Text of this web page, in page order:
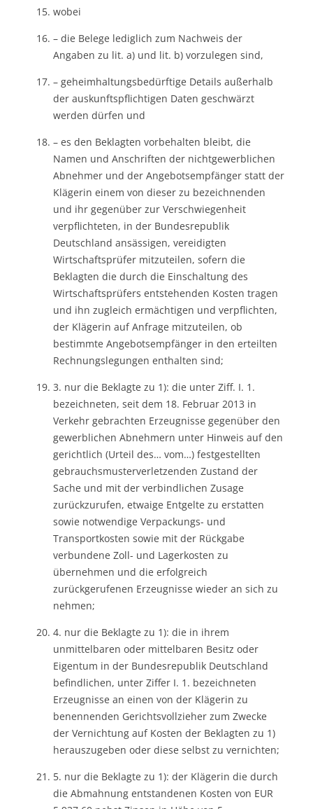
wobei
– die Belege lediglich zum Nachweis der
Angaben zu lit. a) und lit. b) vorzulegen sind,
– geheimhaltungsbedürftige Details außerhalb
der auskunftspflichtigen Daten geschwärzt
werden dürfen und
– es den Beklagten vorbehalten bleibt, die
Namen und Anschriften der nichtgewerblichen
Abnehmer und der Angebotsempfänger statt der
Klägerin einem von dieser zu bezeichnenden
und ihr gegenüber zur Verschwiegenheit
verpflichteten, in der Bundesrepublik
Deutschland ansässigen, vereidigten
Wirtschaftsprüfer mitzuteilen, sofern die
Beklagten die durch die Einschaltung des
Wirtschaftsprüfers entstehenden Kosten tragen
und ihn zugleich ermächtigen und verpflichten,
der Klägerin auf Anfrage mitzuteilen, ob
bestimmte Angebotsempfänger in den erteilten
Rechnungslegungen enthalten sind;
3. nur die Beklagte zu 1): die unter Ziff. I. 1.
bezeichneten, seit dem 18. Februar 2013 in
Verkehr gebrachten Erzeugnisse gegenüber den
gewerblichen Abnehmern unter Hinweis auf den
gerichtlich (Urteil des… vom…) festgestellten
gebrauchsmusterverletzenden Zustand der
Sache und mit der verbindlichen Zusage
zurückzurufen, etwaige Entgelte zu erstatten
sowie notwendige Verpackungs- und
Transportkosten sowie mit der Rückgabe
verbundene Zoll- und Lagerkosten zu
übernehmen und die erfolgreich
zurückgerufenen Erzeugnisse wieder an sich zu
nehmen;
4. nur die Beklagte zu 1): die in ihrem
unmittelbaren oder mittelbaren Besitz oder
Eigentum in der Bundesrepublik Deutschland
befindlichen, unter Ziffer I. 1. bezeichneten
Erzeugnisse an einen von der Klägerin zu
benennenden Gerichtsvollzieher zum Zwecke
der Vernichtung auf Kosten der Beklagten zu 1)
herauszugeben oder diese selbst zu vernichten;
5. nur die Beklagte zu 1): der Klägerin die durch
die Abmahnung entstandenen Kosten von EUR